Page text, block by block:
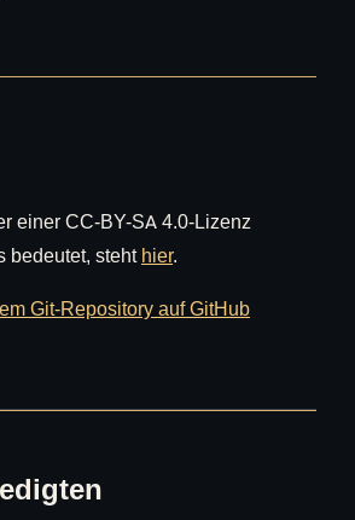
einer CC-BY-SA 4.0-Lizenz
bedeutet, stehthier.
Git-Repository auf GitHub